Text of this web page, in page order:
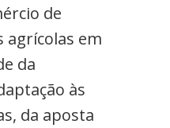
de
em
da
às
da aposta